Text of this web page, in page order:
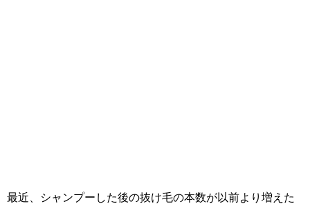
最近、シャンプーした後の抜け毛の本数が以前より増えた